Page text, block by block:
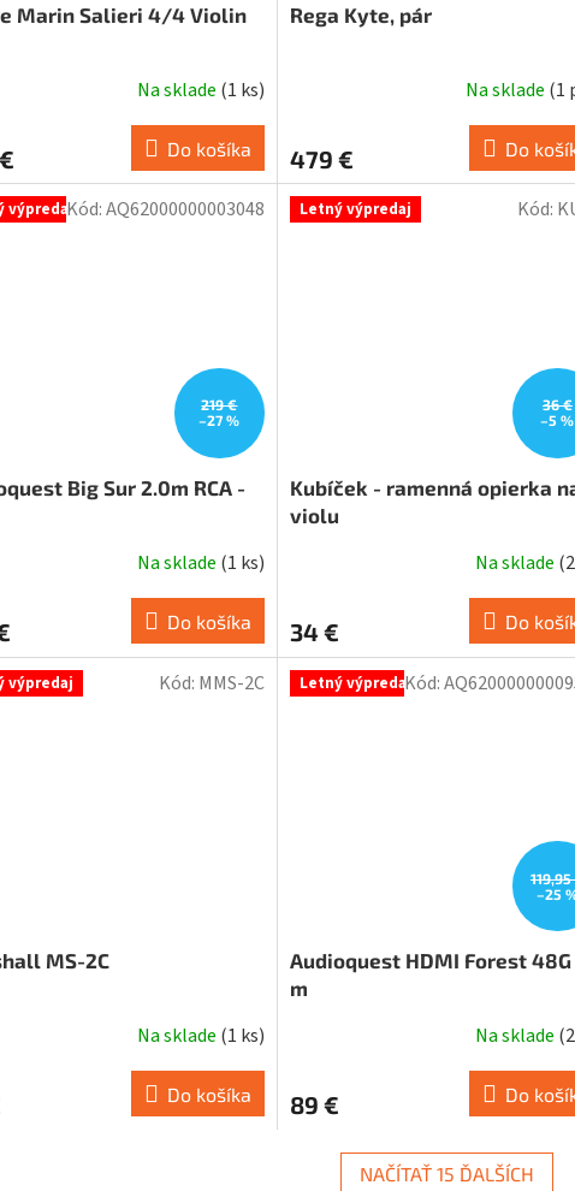
Marin Salieri 4/4 Violin
Na sklade (1 ks)
Do košíka
Rega Kyte, pár
Na sklade (1
479 € Do
výpredaj
219 €
–27 %
Big Sur 2.0m RCA -
Na sklade (1 ks)
Do košíka
Kód:AQ62000000003048 Letný výpredaj
36 €
–5 %
Kubíček - ramenná opierka
violu
Na sklade (
34 € Do
Kód:
výpredaj
MS-2C
Na sklade (1 ks)
Do košíka
Kód: MMS-2C Letný výpredaj
–25
Audioquest HDMI Forest 48G
m
Na sklade (
89 € Do
Kód:
NAČÍTAŤ 15 ĎALŠÍCH